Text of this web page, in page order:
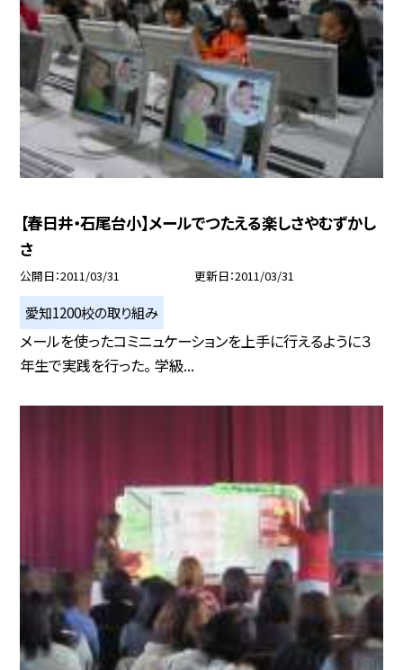
【春日井・石尾台小】メールでつたえる楽しさやむずかし
さ
公開日 2011/03/31 更新日 2011/03/31
愛知1200校の取り組み
メールを使ったコミニュケーションを上手に行えるように３
年生で実践を行った。 学級...